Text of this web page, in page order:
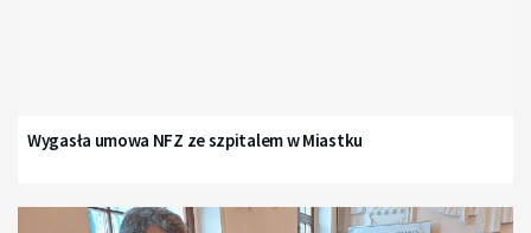
Wygasła umowa NFZ ze szpitalem w Miastku